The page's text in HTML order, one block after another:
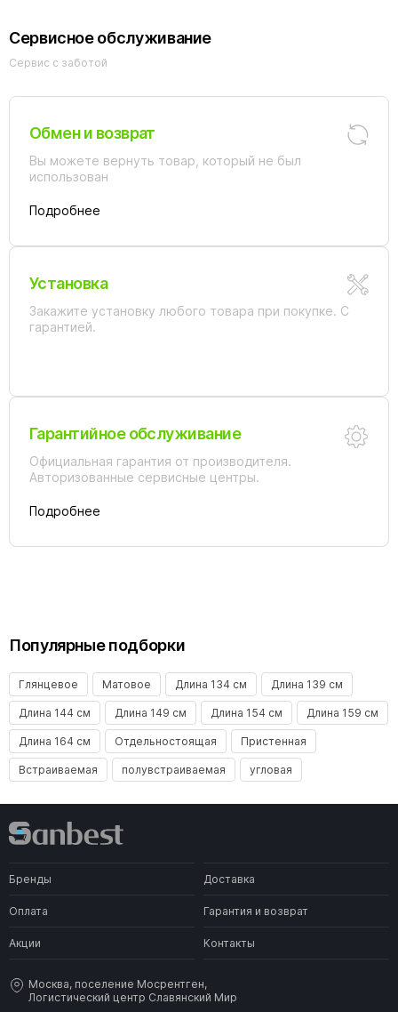
Сервисное обслуживание
Сервис с заботой
Обмен и возврат
Вы можете вернуть товар, который не был
использован
Подробнее
Установка
Закажите установку любого товара при покупке. С
гарантией.
Гарантийное обслуживание
Официальная гарантия от производителя.
Авторизованные сервисные центры.
Подробнее
Популярные подборки
Глянцевое Матовое Длина 134 см Длина 139 см
Длина 144 см Длина 149 см Длина 154 см Длина 159 см
Длина 164 см Отдельностоящая Пристенная
Встраиваемая полувстраиваемая угловая
Бренды Доставка
Оплата Гарантия и возврат
Акции Контакты
Москва, поселение Мосрентген,
Логистический центр Славянский Мир